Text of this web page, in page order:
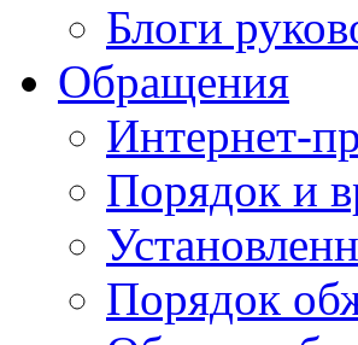
Блоги
Обращения
Интернет-
Порядок и
Порядок